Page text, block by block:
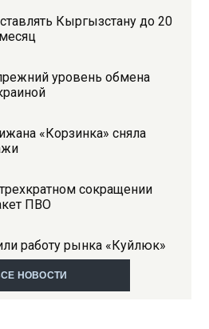
Кыргызстану до 20
уровень обмена
«Корзинка» сняла
сокращении
ПВО
работу рынка «Куйлюк»
НОВОСТИ